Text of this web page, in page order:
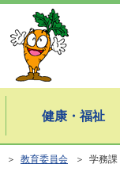
健康・福祉
＞ 教育委員会 ＞ 学務課